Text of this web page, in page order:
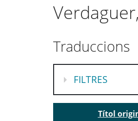
Traduccions
MOSTRA
FILTRES
Títol